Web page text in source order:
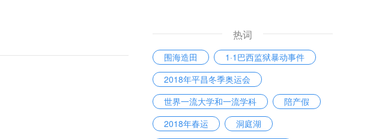
热词
围海造田
1·1巴西监狱暴动事件
2018年平昌冬季奥运会
世界一流大学和一流学科
陪产假
2018年春运
洞庭湖